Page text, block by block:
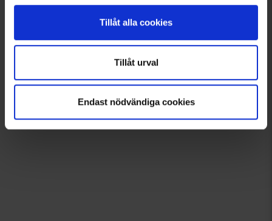
Tillåt alla cookies
Tillåt urval
Endast nödvändiga cookies